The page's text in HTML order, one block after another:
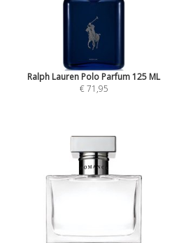
Ralph Lauren Polo Parfum 125 ML
€ 71,95